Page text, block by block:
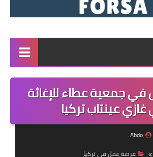
القائمة
مناقصات
فرص عمل داخل سوريا
جمعية عطاء للإغاثة
عينتاب تركيا
Abdo
فرصة عمل في تركيا